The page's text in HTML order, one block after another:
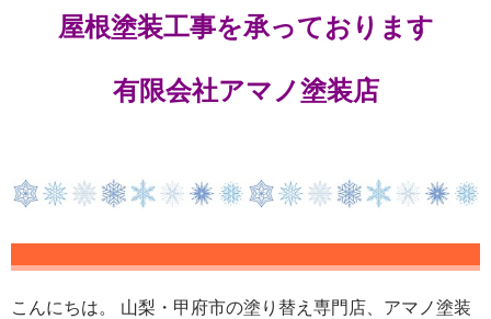
屋根塗装工事を承っております
有限会社アマノ塗装店
こんにちは。 山梨・甲府市の塗り替え専門店、アマノ塗装